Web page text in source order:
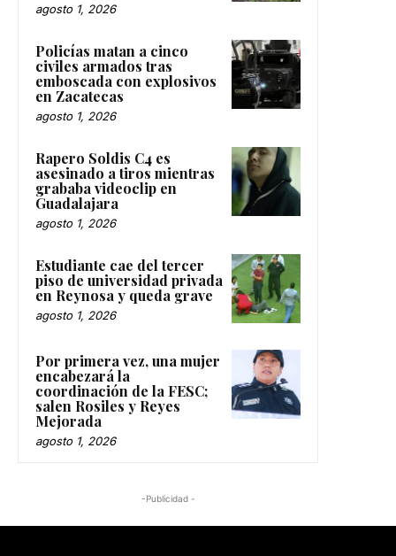
agosto 1, 2026
Policías matan a cinco
civiles armados tras
emboscada con explosivos
en Zacatecas
agosto 1, 2026
Rapero Soldis C4 es
asesinado a tiros mientras
grababa videoclip en
Guadalajara
agosto 1, 2026
Estudiante cae del tercer
piso de universidad privada
en Reynosa y queda grave
agosto 1, 2026
Por primera vez, una mujer
encabezará la
coordinación de la FESC;
salen Rosiles y Reyes
Mejorada
agosto 1, 2026
-Publicidad -